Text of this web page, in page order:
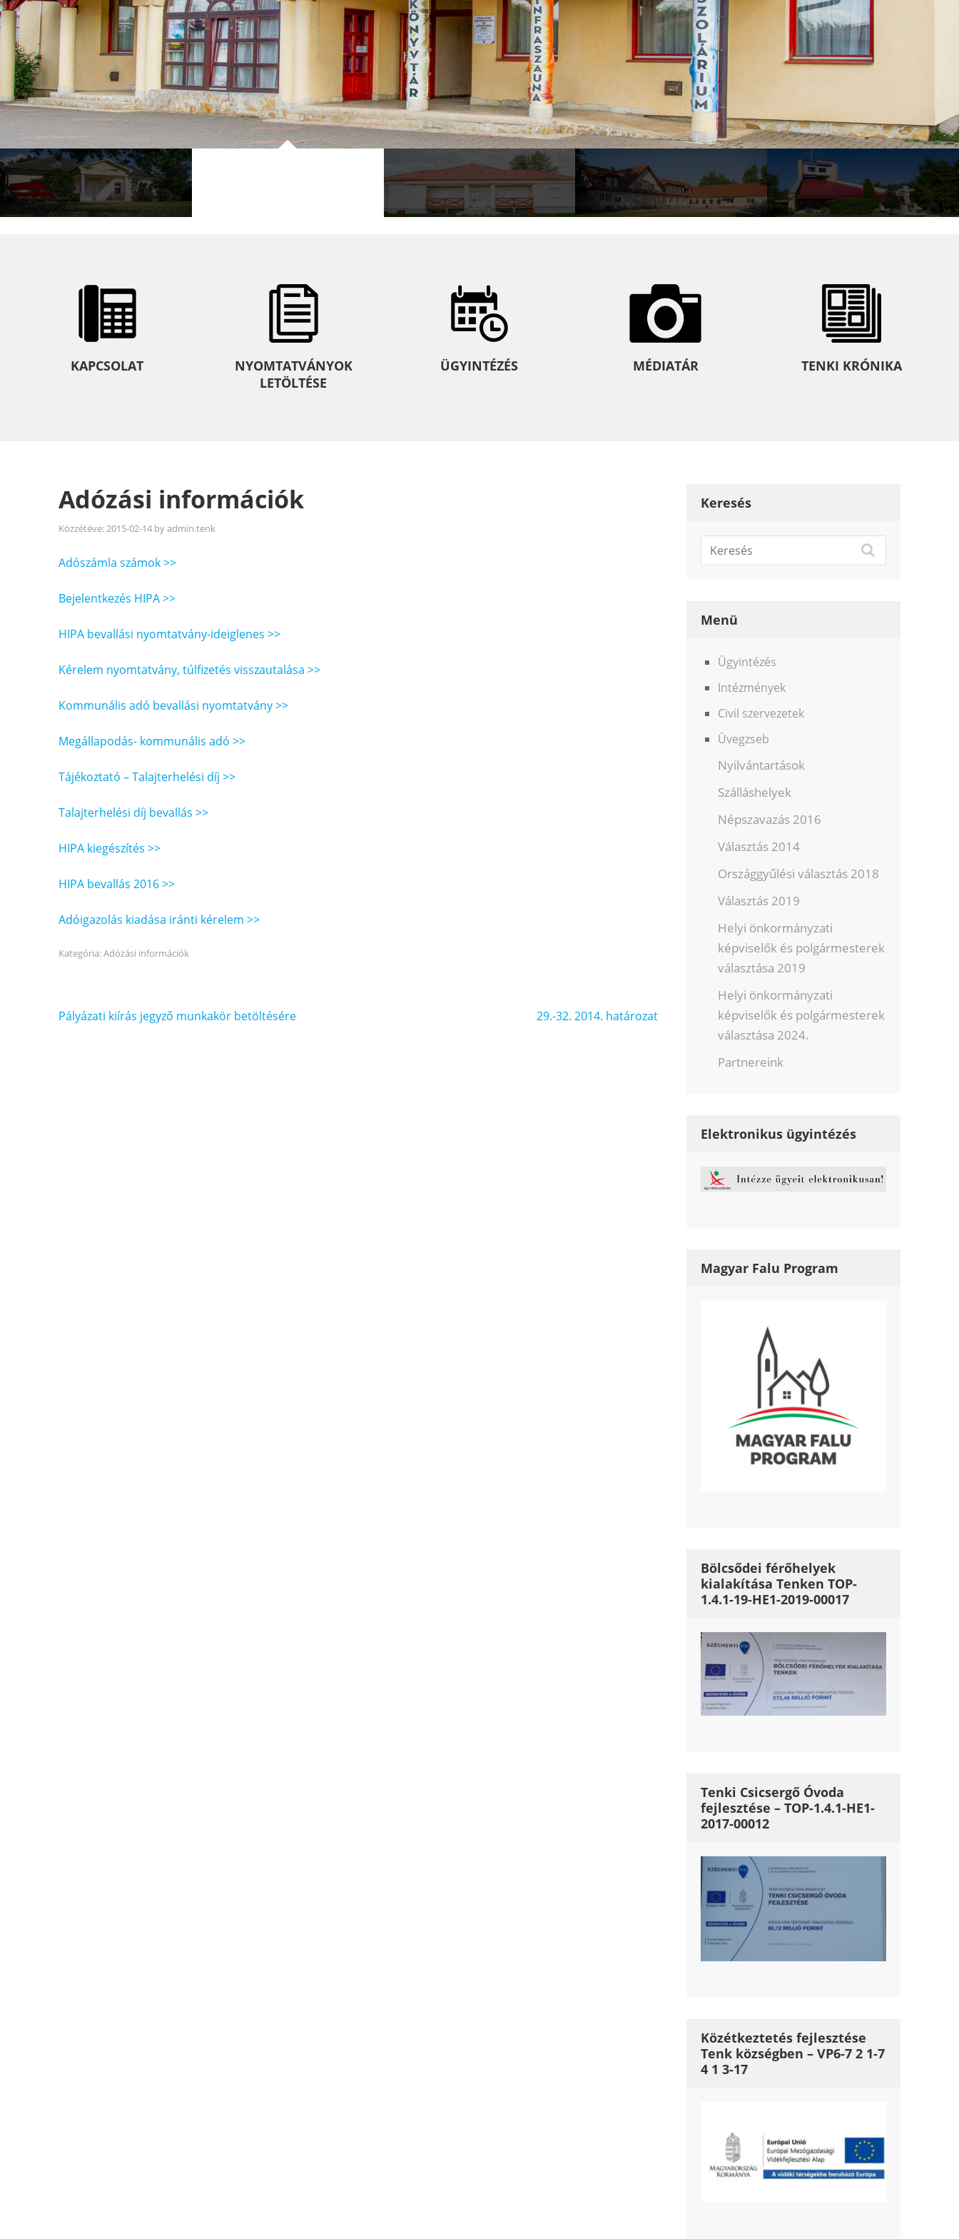
KAPCSOLAT
NYOMTATVÁNYOK
LETÖLTÉSE
ÜGYINTÉZÉS MÉDIATÁR TENKI KRÓNIKA
Adózási információk
Közzétéve:2015-02-14 byadmin.tenk
Adószámla számok >>
Bejelentkezés HIPA >>
HIPA bevallási nyomtatvány-ideiglenes >>
Kérelem nyomtatvány, túlfizetés visszautalása >>
Kommunális adó bevallási nyomtatvány >>
Megállapodás- kommunális adó >>
Tájékoztató – Talajterhelési díj >>
Talajterhelési díj bevallás >>
HIPA kiegészítés >>
HIPA bevallás 2016 >>
Adóigazolás kiadása iránti kérelem >>
Kategória:Adózási információk
Bejegyzés
Pályázati kiírás jegyző munkakör betöltésére 29.-32. 2014. határozat
Keresés
Menü
Ügyintézés
Intézmények
Civil szervezetek
Üvegzseb
Nyilvántartások
Szálláshelyek
Népszavazás 2016
Választás 2014
Országgyűlési választás 2018
Választás 2019
Helyi önkormányzati
képviselők és polgármesterek
választása 2019
Helyi önkormányzati
képviselők és polgármesterek
választása 2024.
Partnereink
Elektronikus ügyintézés
Magyar Falu Program
Bölcsődei férőhelyek
kialakítása Tenken TOP-
1.4.1-19-HE1-2019-00017
Tenki Csicsergő Óvoda
fejlesztése – TOP-1.4.1-HE1-
2017-00012
Közétkeztetés fejlesztése
Tenk községben – VP6-7 2 1-7
4 1 3-17